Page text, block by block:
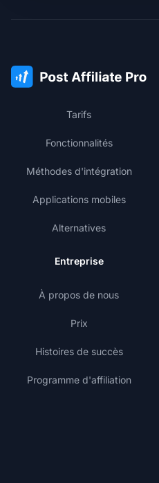
Tarifs
Fonctionnalités
Méthodes d'intégration
Applications mobiles
Alternatives
Entreprise
À propos de nous
Prix
Histoires de succès
Programme d'affiliation